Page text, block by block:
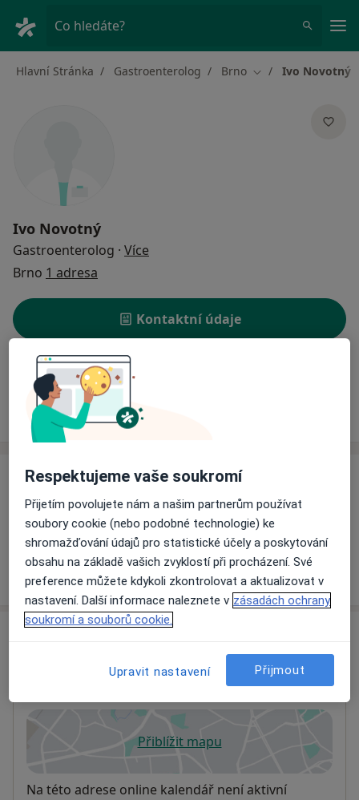
Co hledáte?
Hlavní Stránka Gastroenterolog Brno Změna města
Ivo Novotný
Ivo Novotný
Gastroenterolog · Více
Brno 1 adresa
Kontaktní údaje
Rezervovat termín
Ceník Adresy
Ceník
Informace o službách a cenách nejsou k dispozici
Tento specialista ještě nepřidával žádné informace o
svých službách.
Adresa
Masarykův onkologický ústav
Přiblížit mapuse otevře v nové záložce
Dostupnost
Na této adrese online kalendář není aktivní
Respektujeme vaše soukromí
Přijetím povolujete nám a našim partnerům používat
soubory cookie (nebo podobné technologie) ke
shromažďování údajů pro statistické účely a poskytování
obsahu na základě vašich zvyklostí při procházení. Své
preference můžete kdykoli zkontrolovat a aktualizovat v
nastavení. Další informace naleznete v zásadách ochrany
soukromí a souborů cookie.
Upravit nastavení Přijmout